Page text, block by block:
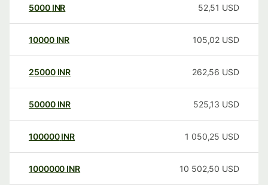
5000 INR 52,51 USD
10000 INR 105,02 USD
25000 INR 262,56 USD
50000 INR 525,13 USD
100000 INR 1 050,25 USD
1000000 INR 10 502,50 USD